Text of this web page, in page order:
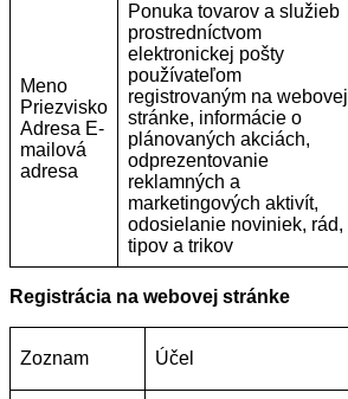
Meno
Priezvisko
Adresa E-
mailová
adresa
Ponuka tovarov a služieb
prostredníctvom
elektronickej pošty
používateľom
registrovaným na webovej
stránke, informácie o
plánovaných akciách,
odprezentovanie
reklamných a
marketingových aktivít,
odosielanie noviniek, rád,
tipov a trikov
Registrácia na webovej stránke
Zoznam Účel